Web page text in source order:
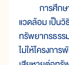
การศึกษ
แวดล้อม เป็น
ทรัพยากรธรร
ไม่ให้โครงกา